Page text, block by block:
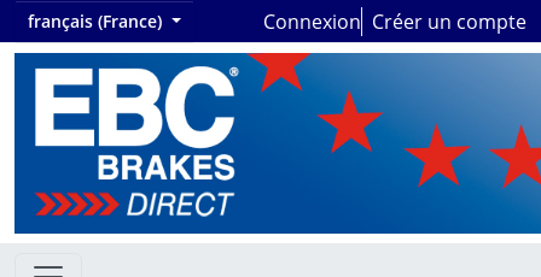
français (France) Connexion Créer un compte